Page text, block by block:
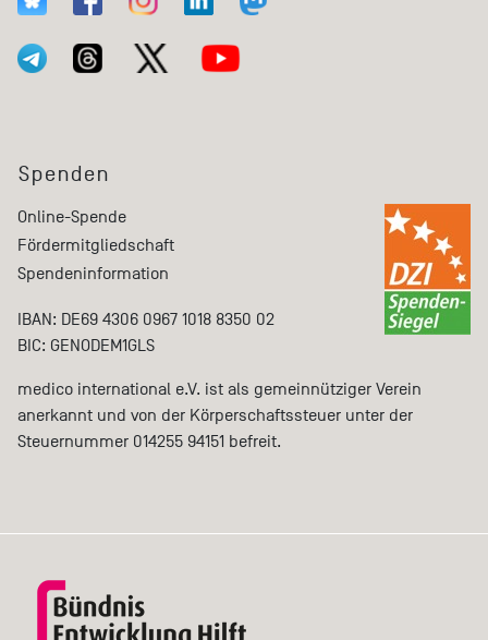
Spenden
Online-Spende
Fördermitgliedschaft
Spendeninformation
IBAN: DE69 4306 0967 1018 8350 02
BIC: GENODEM1GLS
medico international e.V. ist als gemeinnütziger Verein
anerkannt und von der Körperschaftssteuer unter der
Steuernummer 014255 94151 befreit.